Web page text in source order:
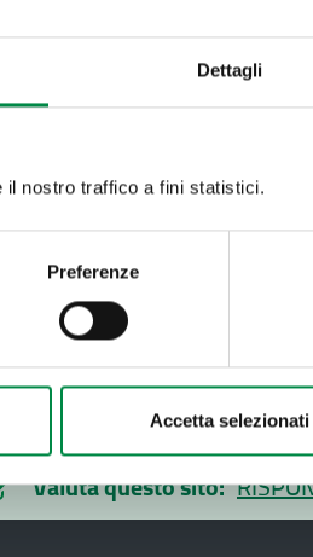
Dettagli
nostro traffico a fini statistici.
Preferenze
Accetta selezionati
Valuta questo sito: